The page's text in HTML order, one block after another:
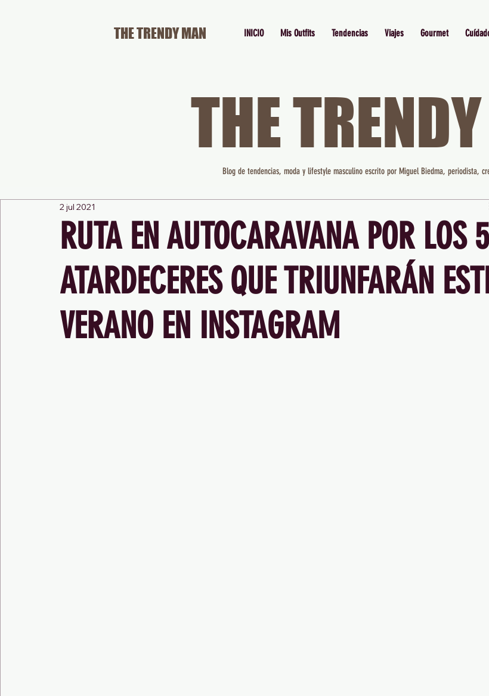
INICIO Mis Outfits Tendencias Viajes Gourmet
THE TRENDY MAN
RUTA EN AUTOCARAVANA POR LOS 5
ATARDECERES QUE TRIUNFARÁN
VERANO EN INSTAGRAM
2 jul 2021
Blog de tendencias, moda y lifestyle masculino escrito por Miguel Biedma, periodista,
THE